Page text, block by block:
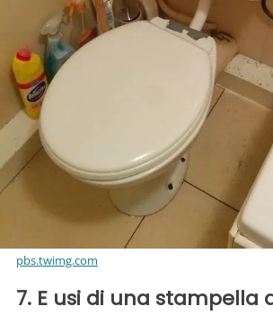
pbs.twimg.com
7. E usi di una stampella